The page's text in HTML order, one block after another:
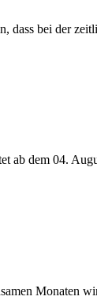
dass bei der
dem 04.